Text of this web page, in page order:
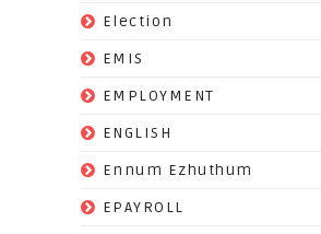
Election
EMIS
EMPLOYMENT
ENGLISH
Ennum Ezhuthum
EPAYROLL